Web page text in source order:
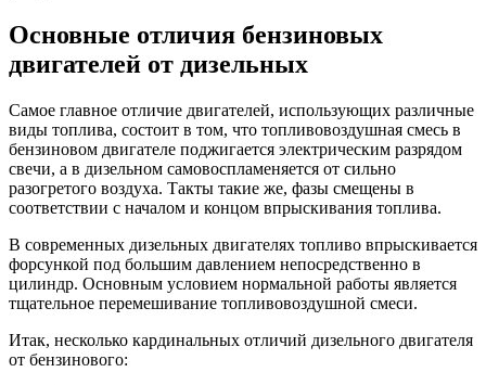
Основные отличия бензиновых
двигателей от дизельных
Самое главное отличие двигателей, использующих различные
виды топлива, состоит в том, что топливовоздушная смесь в
бензиновом двигателе поджигается электрическим разрядом
свечи, а в дизельном самовоспламеняется от сильно
разогретого воздуха. Такты такие же, фазы смещены в
соответствии с началом и концом впрыскивания топлива.
В современных дизельных двигателях топливо впрыскивается
форсункой под большим давлением непосредственно в
цилиндр. Основным условием нормальной работы является
тщательное перемешивание топливовоздушной смеси.
Итак, несколько кардинальных отличий дизельного двигателя
от бензинового: